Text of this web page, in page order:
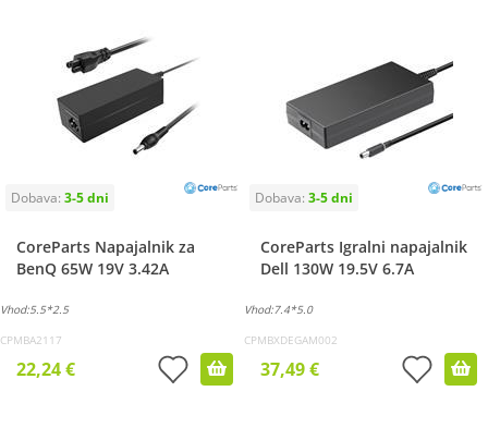
CoreParts Napajalnik za
BenQ 65W 19V 3.42A
Vhod:5.5*2.5
CPMBA2117
22,24 €
CoreParts Igralni napajalnik
Dell 130W 19.5V 6.7A
Vhod:7.4*5.0
CPMBXDEGAM002
37,49 €